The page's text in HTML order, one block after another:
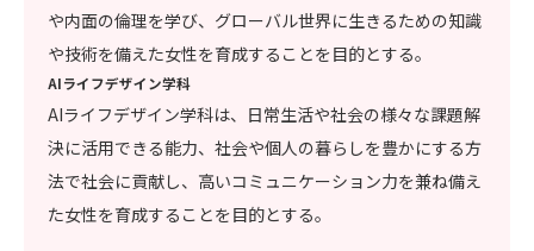
や内面の倫理を学び、グローバル世界に生きるための知識
や技術を備えた女性を育成することを目的とする。
AIライフデザイン学科
AIライフデザイン学科は、日常生活や社会の様々な課題解
決に活用できる能力、社会や個人の暮らしを豊かにする方
法で社会に貢献し、高いコミュニケーション力を兼ね備え
た女性を育成することを目的とする。